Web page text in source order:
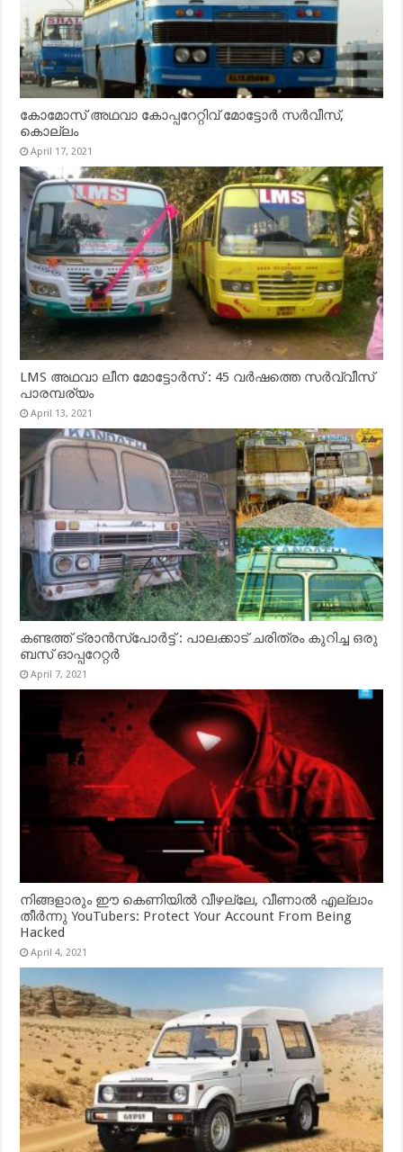
കോമോസ് അഥവാ കോപ്പറേറ്റിവ് മോട്ടോര്‍ സര്‍വീസ്,
കൊല്ലം
April 17, 2021
LMS അഥവാ ലീന മോട്ടോർസ് : 45 വർഷത്തെ സർവ്വീസ്
പാരമ്പര്യം
April 13, 2021
കണ്ടത്ത് ട്രാൻസ്‌പോർട്ട് : പാലക്കാട് ചരിത്രം കുറിച്ച ഒരു
ബസ് ഓപ്പറേറ്റർ
April 7, 2021
നിങ്ങളാരും ഈ കെണിയിൽ വീഴല്ലേ, വീണാൽ എല്ലാം
തീർന്നു YouTubers: Protect Your Account From Being
Hacked
April 4, 2021